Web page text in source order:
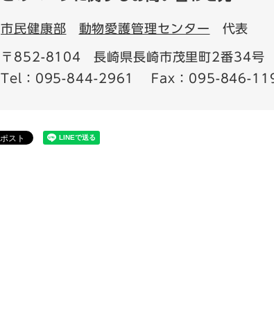
市民健康部 動物愛護管理センター 代表
〒852-8104
長崎県長崎市茂里町2番34号
Tel：095-844-2961
Fax：095-846-